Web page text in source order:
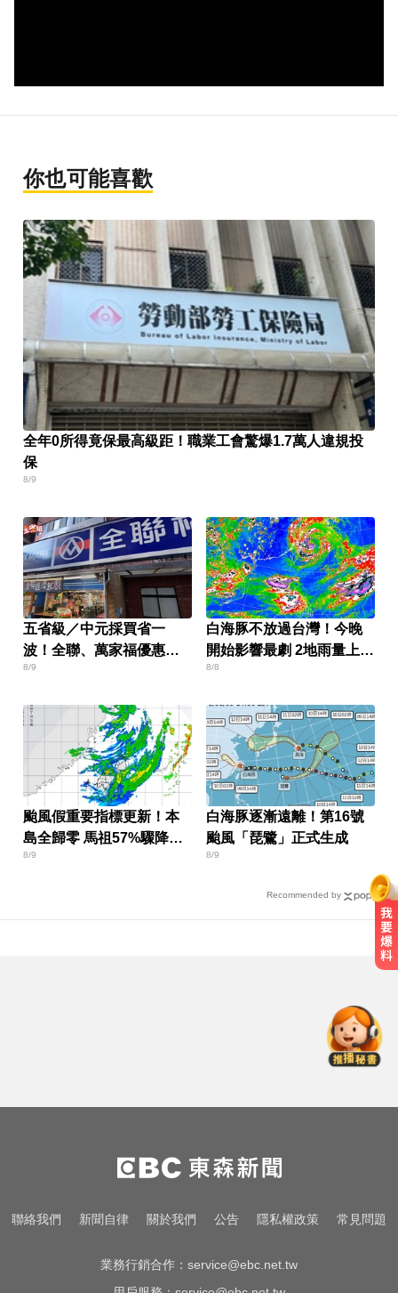
你也可能喜歡
全年0所得竟保最高級距！職業工會驚爆1.7萬人違規投
保
8/9
五省級／中元採買省一
波！全聯、萬家福優惠一
次看
8/9
白海豚不放過台灣！今晚
開始影響最劇 2地雨量上看
500毫米
8/8
颱風假重要指標更新！本
島全歸零 馬祖57%驟降
13%
8/9
白海豚逐漸遠離！第16號
颱風「琵鷺」正式生成
8/9
Recommended by
風夜搭捷運增援
戰疫苗！沈伯洋嗆造謠不負責？ 蔣
萬安：人民記憶「洗不掉」
里約直升機墜毀 哥倫比亞一家3名
聯絡我們 新聞自律 關於我們 公告 隱私權政策 常見問題
業務行銷合作： service@ebc.net.tw